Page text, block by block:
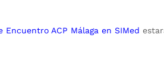
Encuentro ACP Málaga en SIMed